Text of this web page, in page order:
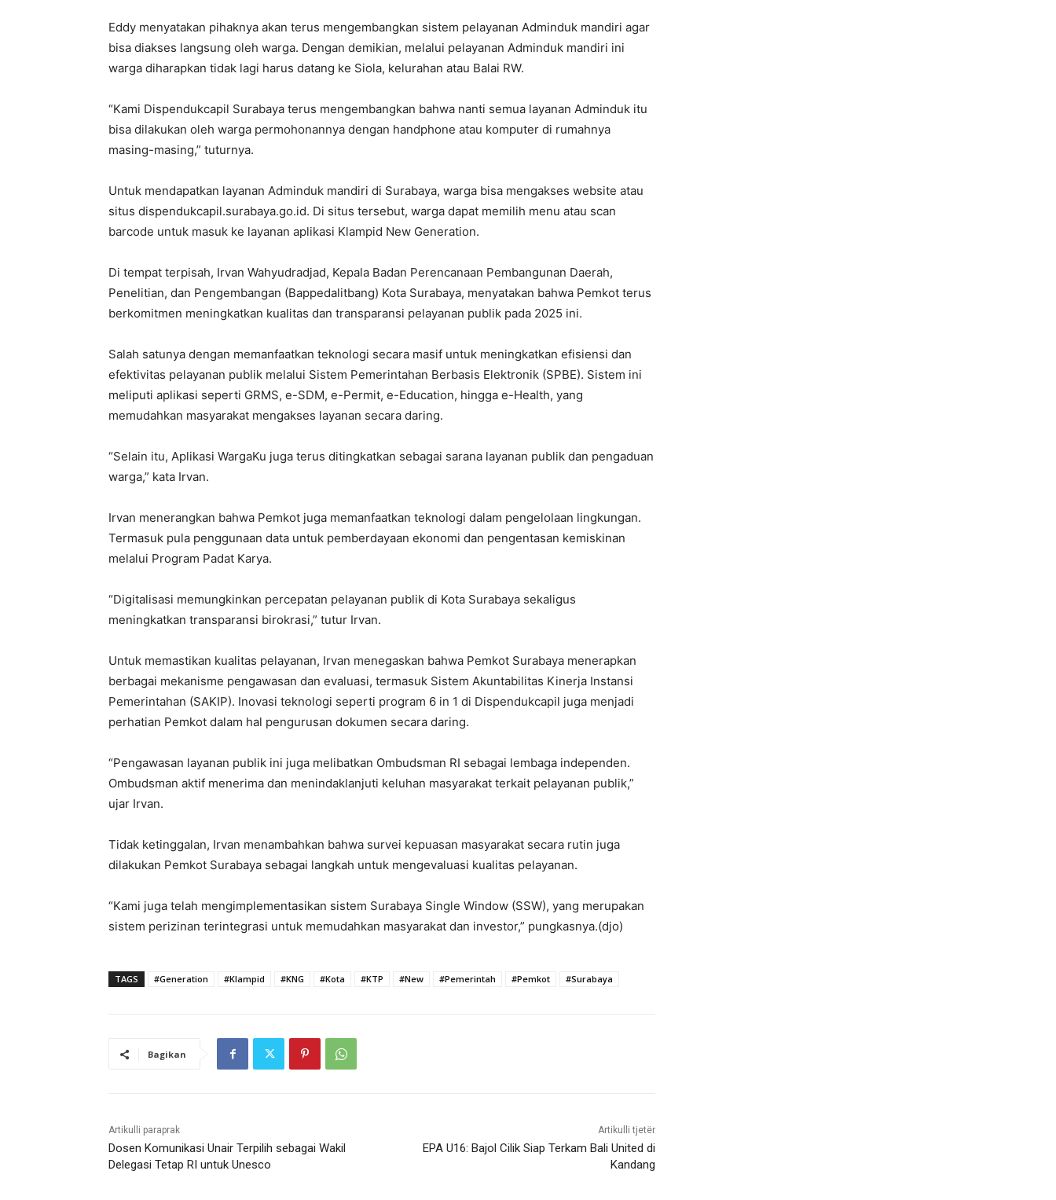
Eddy menyatakan pihaknya akan terus mengembangkan sistem pelayanan Adminduk mandiri agar
bisa diakses langsung oleh warga. Dengan demikian, melalui pelayanan Adminduk mandiri ini
warga diharapkan tidak lagi harus datang ke Siola, kelurahan atau Balai RW.
“Kami Dispendukcapil Surabaya terus mengembangkan bahwa nanti semua layanan Adminduk itu
bisa dilakukan oleh warga permohonannya dengan handphone atau komputer di rumahnya
masing-masing,” tuturnya.
Untuk mendapatkan layanan Adminduk mandiri di Surabaya, warga bisa mengakses website atau
situs dispendukcapil.surabaya.go.id. Di situs tersebut, warga dapat memilih menu atau scan
barcode untuk masuk ke layanan aplikasi Klampid New Generation.
Di tempat terpisah, Irvan Wahyudradjad, Kepala Badan Perencanaan Pembangunan Daerah,
Penelitian, dan Pengembangan (Bappedalitbang) Kota Surabaya, menyatakan bahwa Pemkot terus
berkomitmen meningkatkan kualitas dan transparansi pelayanan publik pada 2025 ini.
Salah satunya dengan memanfaatkan teknologi secara masif untuk meningkatkan efisiensi dan
efektivitas pelayanan publik melalui Sistem Pemerintahan Berbasis Elektronik (SPBE). Sistem ini
meliputi aplikasi seperti GRMS, e-SDM, e-Permit, e-Education, hingga e-Health, yang
memudahkan masyarakat mengakses layanan secara daring.
“Selain itu, Aplikasi WargaKu juga terus ditingkatkan sebagai sarana layanan publik dan pengaduan
warga,” kata Irvan.
Irvan menerangkan bahwa Pemkot juga memanfaatkan teknologi dalam pengelolaan lingkungan.
Termasuk pula penggunaan data untuk pemberdayaan ekonomi dan pengentasan kemiskinan
melalui Program Padat Karya.
“Digitalisasi memungkinkan percepatan pelayanan publik di Kota Surabaya sekaligus
meningkatkan transparansi birokrasi,” tutur Irvan.
Untuk memastikan kualitas pelayanan, Irvan menegaskan bahwa Pemkot Surabaya menerapkan
berbagai mekanisme pengawasan dan evaluasi, termasuk Sistem Akuntabilitas Kinerja Instansi
Pemerintahan (SAKIP). Inovasi teknologi seperti program 6 in 1 di Dispendukcapil juga menjadi
perhatian Pemkot dalam hal pengurusan dokumen secara daring.
“Pengawasan layanan publik ini juga melibatkan Ombudsman RI sebagai lembaga independen.
Ombudsman aktif menerima dan menindaklanjuti keluhan masyarakat terkait pelayanan publik,”
ujar Irvan.
Tidak ketinggalan, Irvan menambahkan bahwa survei kepuasan masyarakat secara rutin juga
dilakukan Pemkot Surabaya sebagai langkah untuk mengevaluasi kualitas pelayanan.
“Kami juga telah mengimplementasikan sistem Surabaya Single Window (SSW), yang merupakan
sistem perizinan terintegrasi untuk memudahkan masyarakat dan investor,” pungkasnya.(djo)
TAGS #Generation #Klampid #KNG #Kota #KTP #New #Pemerintah #Pemkot #Surabaya
Bagikan
Artikulli paraprak
Dosen Komunikasi Unair Terpilih sebagai Wakil
Delegasi Tetap RI untuk Unesco
Artikulli tjetër
EPA U16: Bajol Cilik Siap Terkam Bali United di
Kandang